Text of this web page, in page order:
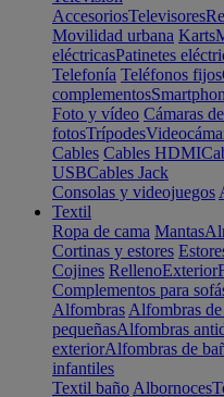
AccesoriosTelevisores
Movilidad urbana Karts
eléctricasPatinetes
Telefonía Teléfonos fijos
complementos
Foto y vídeo Cámaras de
fotosTrípodes
Cables Cables HDMI
USBCables Jack
Consolas y videojuegos
Textil
Ropa de cama Mantas
Cortinas y estores
Cojines RellenoExterior
Complementos para
Alfombras Alfombras
pequeñasAlfombras
exteriorAlfombras de
infantiles
Textil baño Albornoces